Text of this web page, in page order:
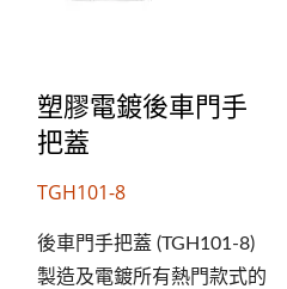
塑膠電鍍後車門手
把蓋
TGH101-8
後車門手把蓋 (TGH101-8)
製造及電鍍所有熱門款式的